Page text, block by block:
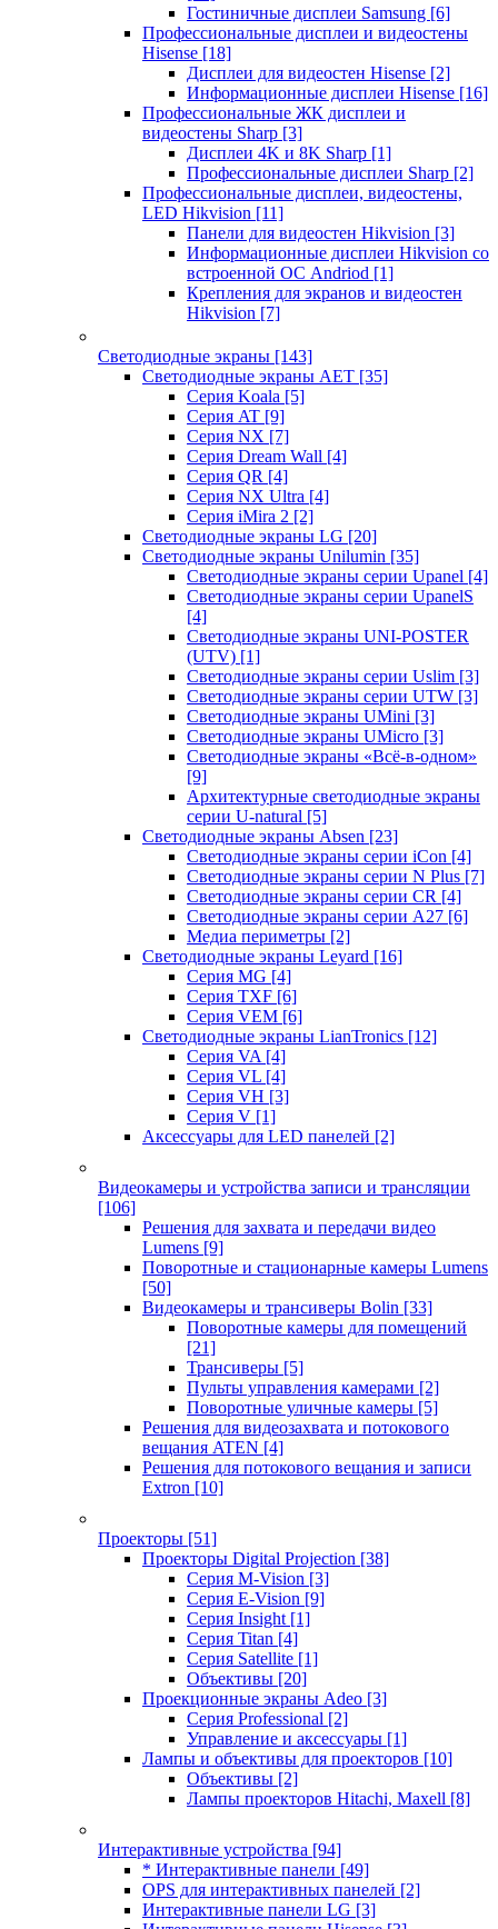
Гостиничные дисплеи Samsung [6]
Профессиональные дисплеи и видеостены
Hisense [18]
Дисплеи для видеостен Hisense [2]
Информационные дисплеи Hisense [16]
Профессиональные ЖК дисплеи и
видеостены Sharp [3]
Дисплеи 4K и 8K Sharp [1]
Профессиональные дисплеи Sharp [2]
Профессиональные дисплеи, видеостены,
LED Hikvision [11]
Панели для видеостен Hikvision [3]
Информационные дисплеи Hikvision со
встроенной ОС Andriod [1]
Крепления для экранов и видеостен
Hikvision [7]
Светодиодные экраны [143]
Светодиодные экраны AET [35]
Cерия Koala [5]
Серия AT [9]
Серия NX [7]
Серия Dream Wall [4]
Серия QR [4]
Серия NX Ultra [4]
Серия iMira 2 [2]
Светодиодные экраны LG [20]
Светодиодные экраны Unilumin [35]
Светодиодные экраны серии Upanel [4]
Светодиодные экраны серии UpanelS
[4]
Светодиодные экраны UNI-POSTER
(UTV) [1]
Светодиодные экраны серии Uslim [3]
Светодиодные экраны серии UTW [3]
Светодиодные экраны UMini [3]
Светодиодные экраны UMicro [3]
Светодиодные экраны «Всё-в-одном»
[9]
Архитектурные светодиодные экраны
серии U-natural [5]
Светодиодные экраны Absen [23]
Светодиодные экраны серии iCon [4]
Светодиодные экраны серии N Plus [7]
Светодиодные экраны серии CR [4]
Светодиодные экраны серии А27 [6]
Медиа периметры [2]
Светодиодные экраны Leyard [16]
Серия MG [4]
Серия TXF [6]
Серия VEM [6]
Светодиодные экраны LianTronics [12]
Серия VA [4]
Серия VL [4]
Серия VH [3]
Серия V [1]
Аксессуары для LED панелей [2]
Видеокамеры и устройства записи и трансляции
[106]
Решения для захвата и передачи видео
Lumens [9]
Поворотные и стационарные камеры Lumens
[50]
Видеокамеры и трансиверы Bolin [33]
Поворотные камеры для помещений
[21]
Трансиверы [5]
Пульты управления камерами [2]
Поворотные уличные камеры [5]
Решения для видеозахвата и потокового
вещания ATEN [4]
Решения для потокового вещания и записи
Extron [10]
Проекторы [51]
Проекторы Digital Projection [38]
Серия M-Vision [3]
Серия E-Vision [9]
Серия Insight [1]
Серия Titan [4]
Серия Satellite [1]
Объективы [20]
Проекционные экраны Adeo [3]
Серия Professional [2]
Управление и аксессуары [1]
Лампы и объективы для проекторов [10]
Объективы [2]
Лампы проекторов Hitachi, Maxell [8]
Интерактивные устройства [94]
* Интерактивные панели [49]
OPS для интерактивных панелей [2]
Интерактивные панели LG [3]